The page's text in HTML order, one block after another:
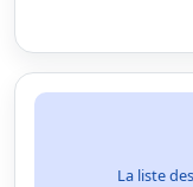
La liste